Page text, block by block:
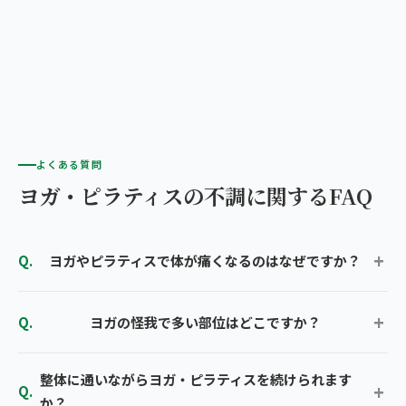
よくある質問
ヨガ・ピラティスの不調に関するFAQ
ヨガやピラティスで体が痛くなるのはなぜですか？
ヨガの怪我で多い部位はどこですか？
整体に通いながらヨガ・ピラティスを続けられます